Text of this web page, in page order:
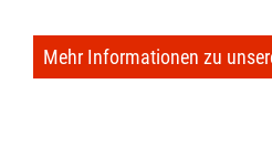
Mehr Informationen zu